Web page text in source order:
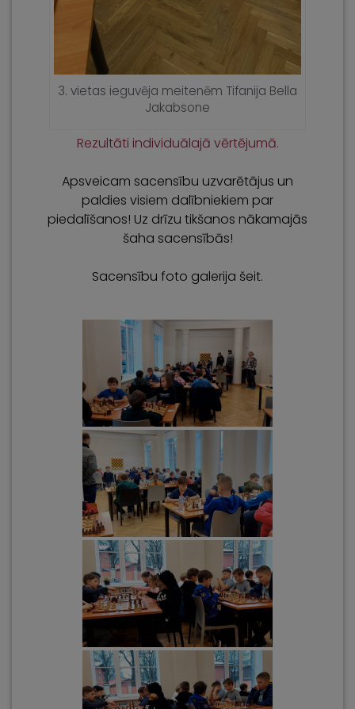
3. vietas ieguvēja meitenēm Tifanija Bella
Jakabsone
Rezultāti individuālajā vērtējumā.
Apsveicam sacensību uzvarētājus un
paldies visiem dalībniekiem par
piedalīšanos! Uz drīzu tikšanos nākamajās
šaha sacensībās!
Sacensību foto galerija šeit.